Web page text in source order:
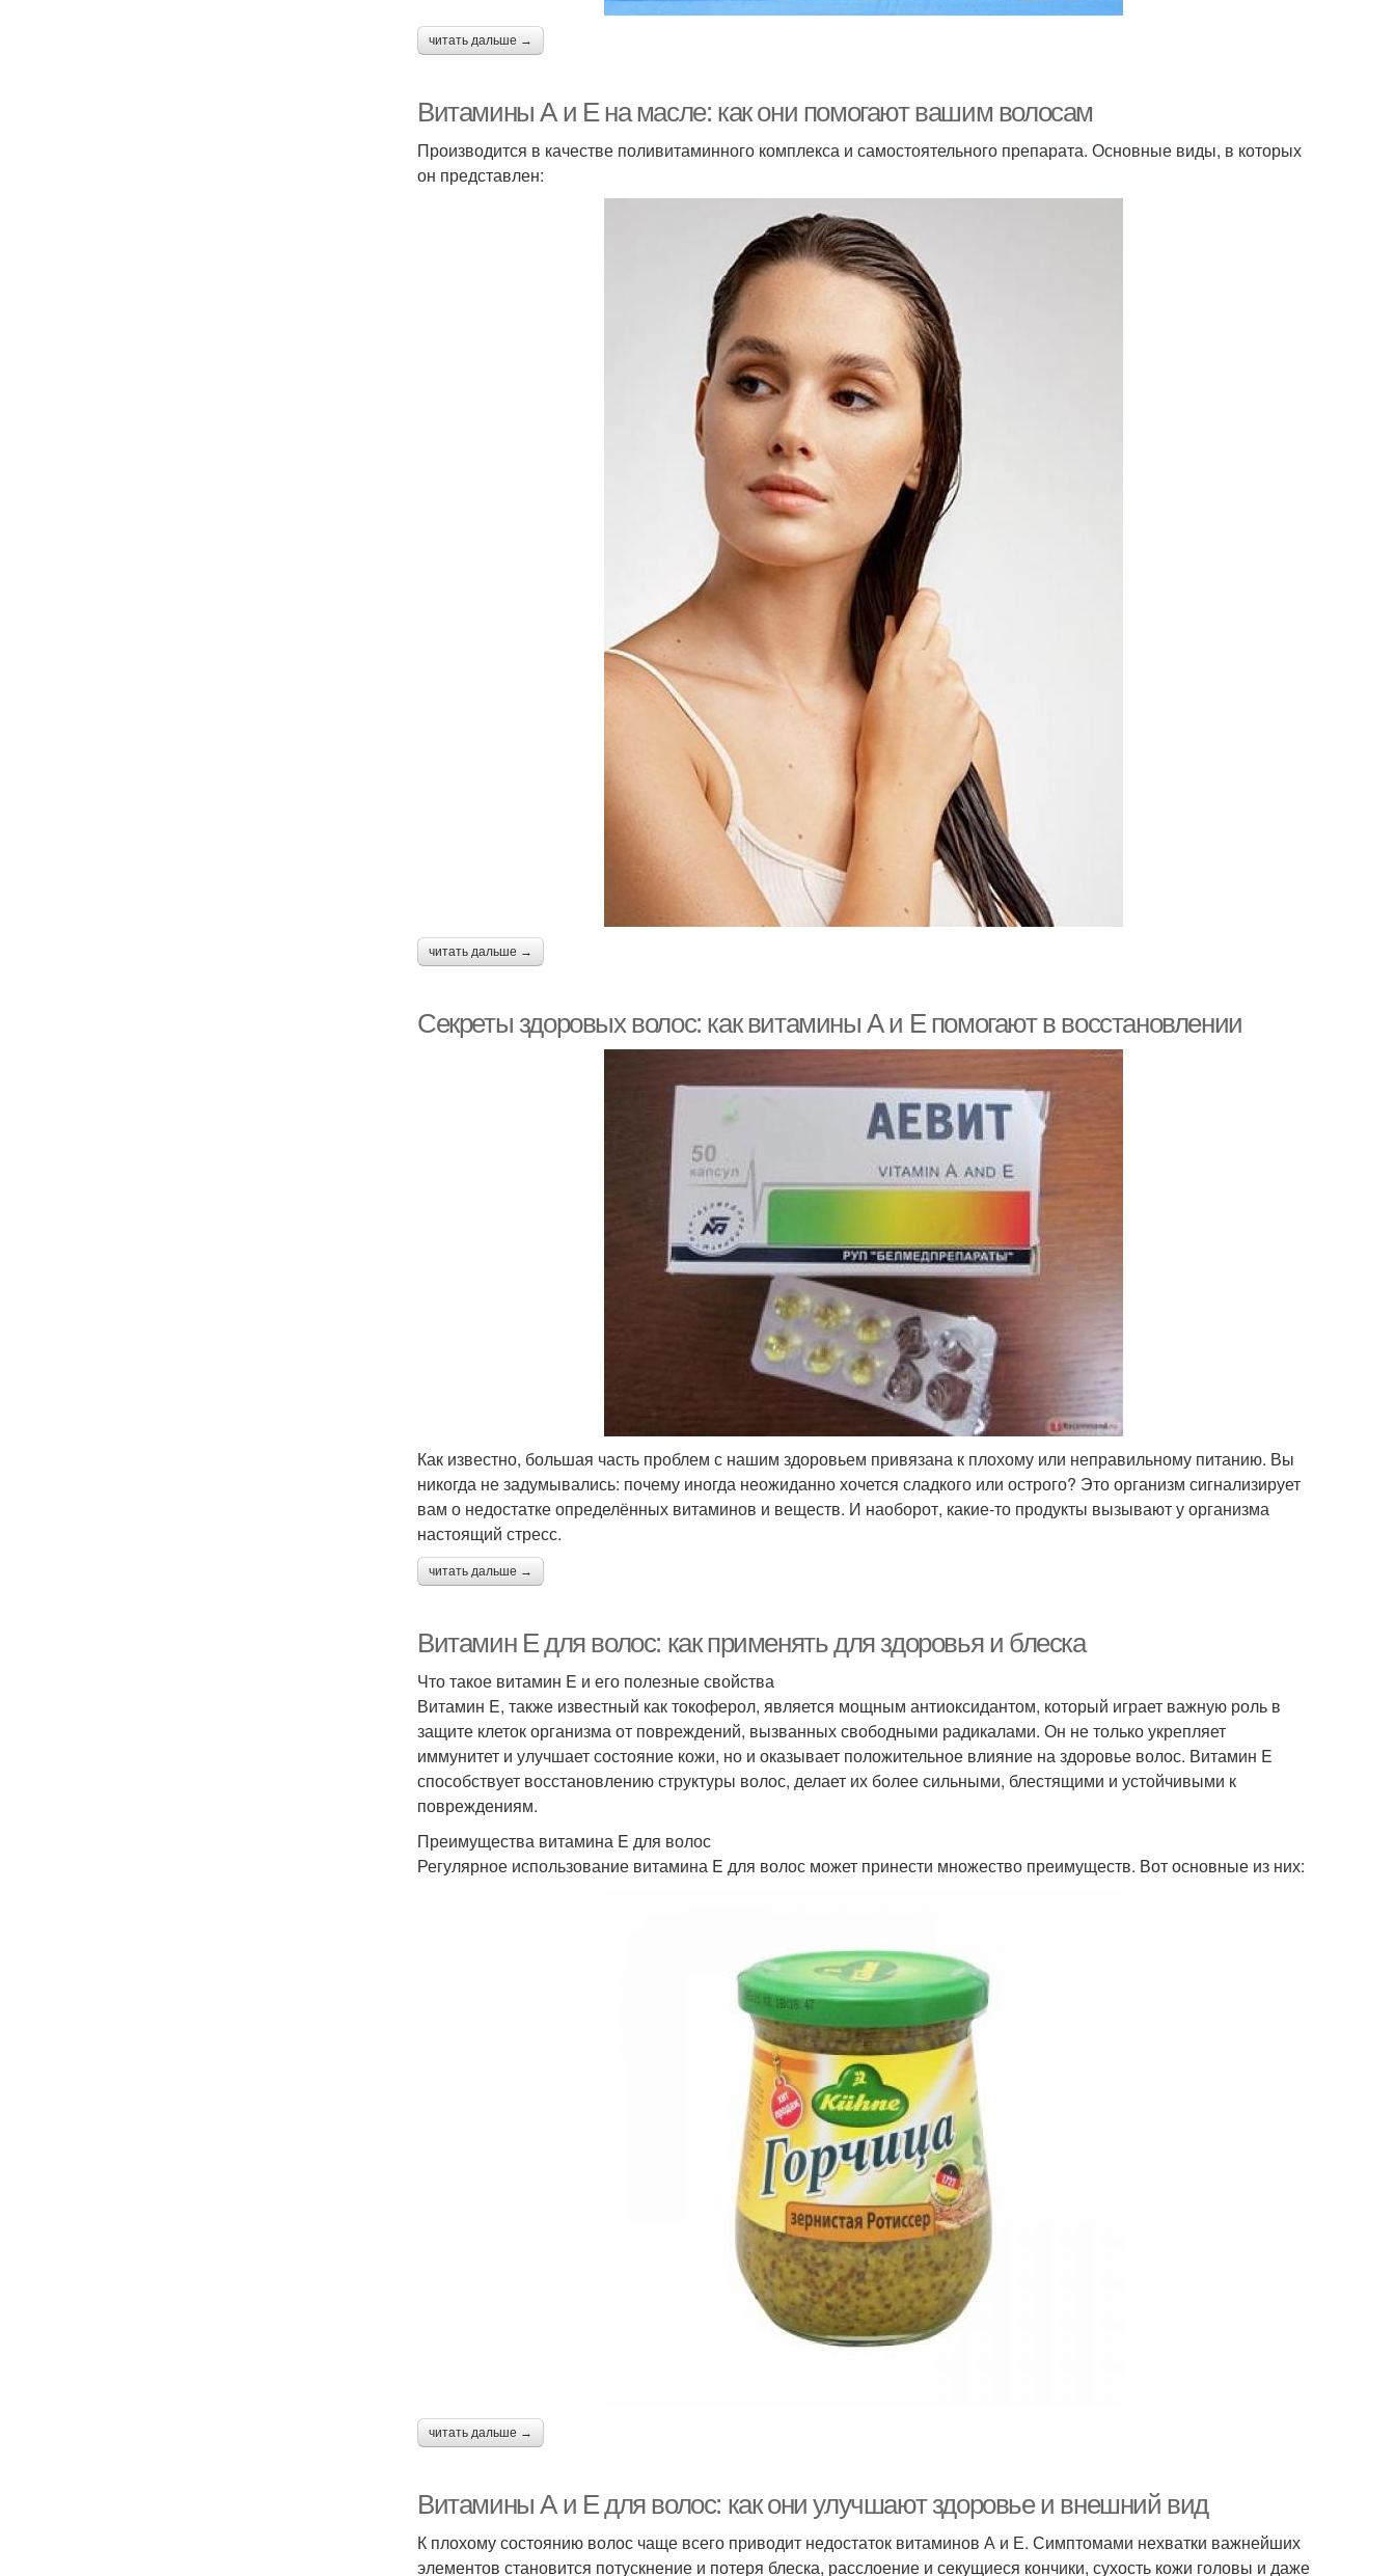
читать дальше →
Витамины А и Е на масле: как они помогают вашим волосам
Производится в качестве поливитаминного комплекса и самостоятельного препарата. Основные виды, в которых
он представлен:
читать дальше →
Секреты здоровых волос: как витамины А и Е помогают в восстановлении
Как известно, большая часть проблем с нашим здоровьем привязана к плохому или неправильному питанию. Вы
никогда не задумывались: почему иногда неожиданно хочется сладкого или острого? Это организм сигнализирует
вам о недостатке определённых витаминов и веществ. И наоборот, какие-то продукты вызывают у организма
настоящий стресс.
читать дальше →
Витамин E для волос: как применять для здоровья и блеска
Что такое витамин E и его полезные свойства
Витамин E, также известный как токоферол, является мощным антиоксидантом, который играет важную роль в
защите клеток организма от повреждений, вызванных свободными радикалами. Он не только укрепляет
иммунитет и улучшает состояние кожи, но и оказывает положительное влияние на здоровье волос. Витамин E
способствует восстановлению структуры волос, делает их более сильными, блестящими и устойчивыми к
повреждениям.
Преимущества витамина E для волос
Регулярное использование витамина E для волос может принести множество преимуществ. Вот основные из них:
читать дальше →
Витамины А и Е для волос: как они улучшают здоровье и внешний вид
К плохому состоянию волос чаще всего приводит недостаток витаминов А и Е. Симптомами нехватки важнейших
элементов становится потускнение и потеря блеска, расслоение и секущиеся кончики, сухость кожи головы и даже